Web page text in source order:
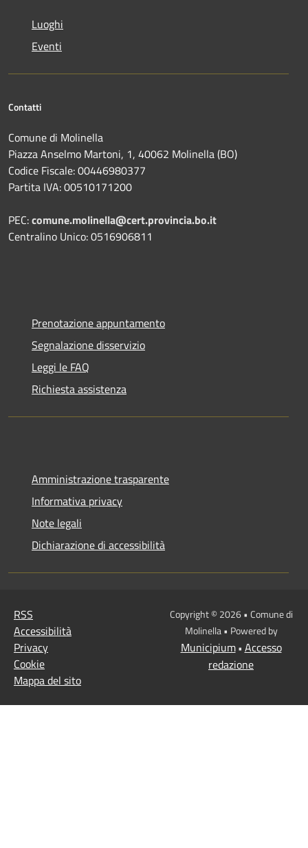
Luoghi
Eventi
Contatti
Comune di Molinella
Piazza Anselmo Martoni, 1, 40062 Molinella (BO)
Codice Fiscale: 00446980377
Partita IVA: 00510171200
PEC:comune.molinella@cert.provincia.bo.it
Centralino Unico: 0516906811
Prenotazione appuntamento
Segnalazione disservizio
Leggi le FAQ
Richiesta assistenza
Amministrazione trasparente
Informativa privacy
Note legali
Dichiarazione di accessibilità
RSS
Accessibilità
Privacy
Cookie
Mappa del sito
Copyright © 2026 • Comune di
Molinella • Powered by
Municipium• Accesso
redazione